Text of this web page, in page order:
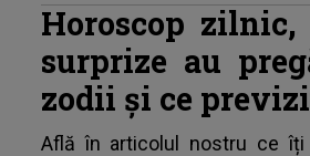
Horoscop zilnic,
surprize au
zodii și ce
Află în articolul nostru ce